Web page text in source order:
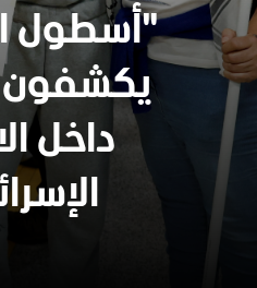
"أسطول
يكشفون
داخل